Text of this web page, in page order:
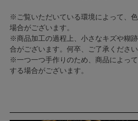
※ご覧いただいている環境によって、
場合がございます。
※商品加工の過程上、小さなキズや糊
合がございます。何卒、ご了承ください
※一つ一つ手作りのため、商品によっ
する場合がございます。